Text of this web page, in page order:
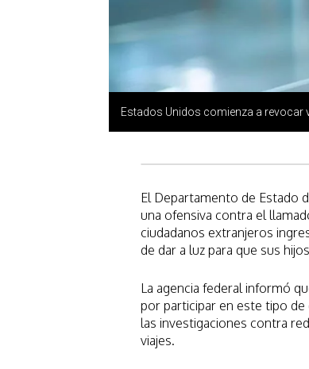
Estados Unidos comienza a revocar
El Departamento de Estado
una ofensiva contra el
ciudadanos extranjeros
de dar a luz para que sus
La agencia federal informó
por participar en este tipo
las investigaciones contra
viajes.